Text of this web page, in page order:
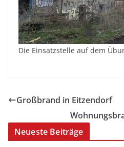
Die Einsatzstelle auf dem
Großbrand in Eitzendorf
Neueste Beiträge